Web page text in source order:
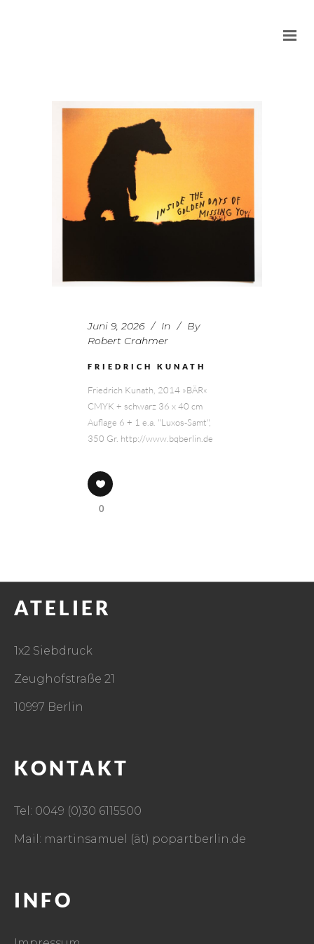
Juni 9, 2026 In
By
Robert Crahmer
FRIEDRICH KUNATH
Friedrich Kunath, 2014 »BÄR«
CMYK + schwarz 36 x 40 cm
Auflage 6 + 1 e.a. "Luxos-Samt",
350 Gr. http://www.bqberlin.de
0
ATELIER
1x2 Siebdruck
Zeughofstraße 21
10997 Berlin
KONTAKT
Tel: 0049 (0)30 6115500
Mail: martinsamuel (ät) popartberlin.de
INFO